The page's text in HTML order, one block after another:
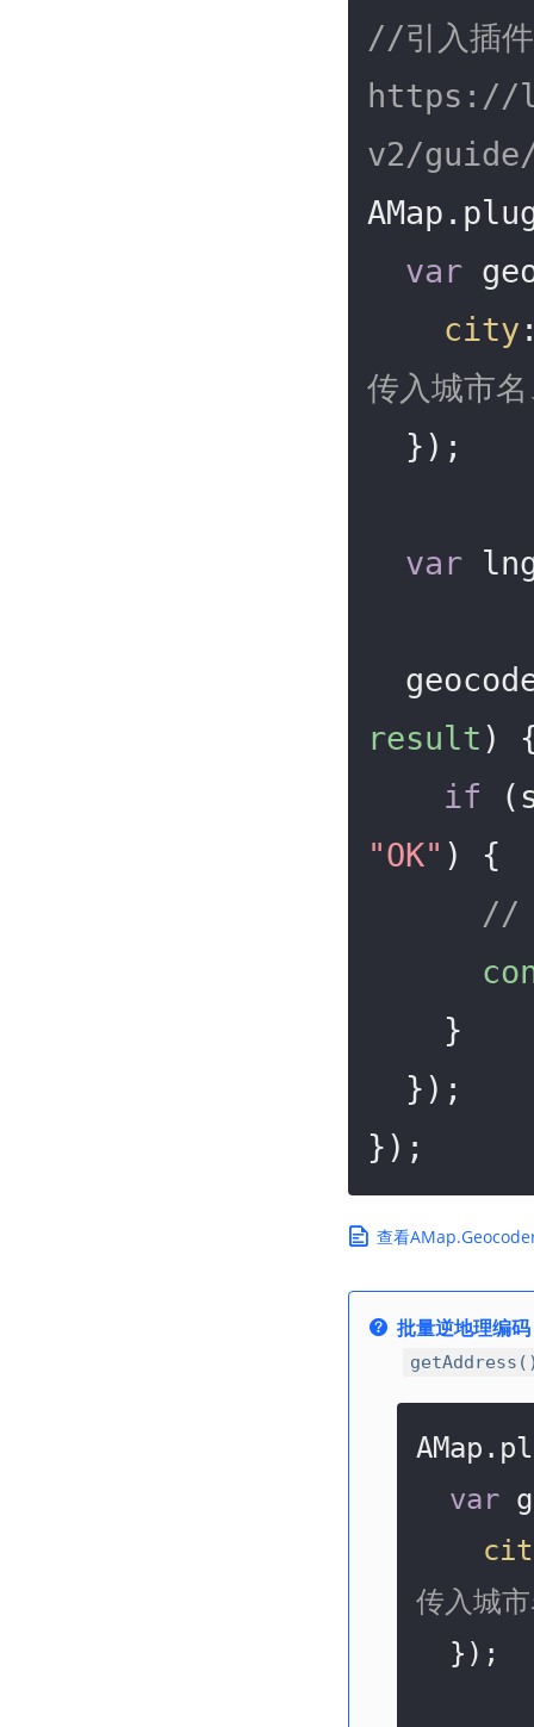
//引入插件
https://
v2/
var
city
传入城市
var
result)
if
"OK" ) {
//
});
查看
批量逆地理编码
var
传入城